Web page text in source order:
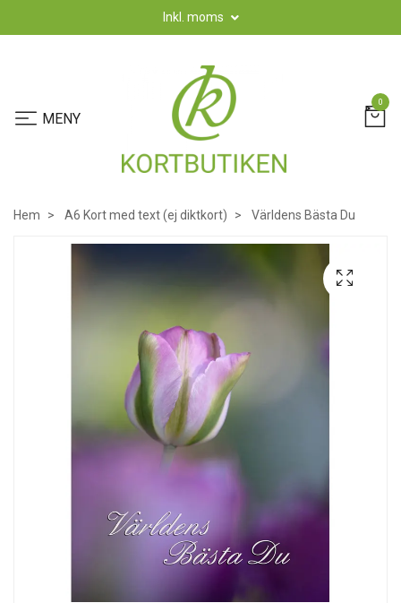
Inkl. moms
0
Hem A6 Kort med text (ej diktkort) Världens Bästa Du